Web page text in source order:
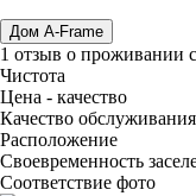
Дом A-Frame
1 отзыв о проживании
Чистота
Цена - качество
Качество обслуживания
Расположение
Своевременность
Соответствие фото